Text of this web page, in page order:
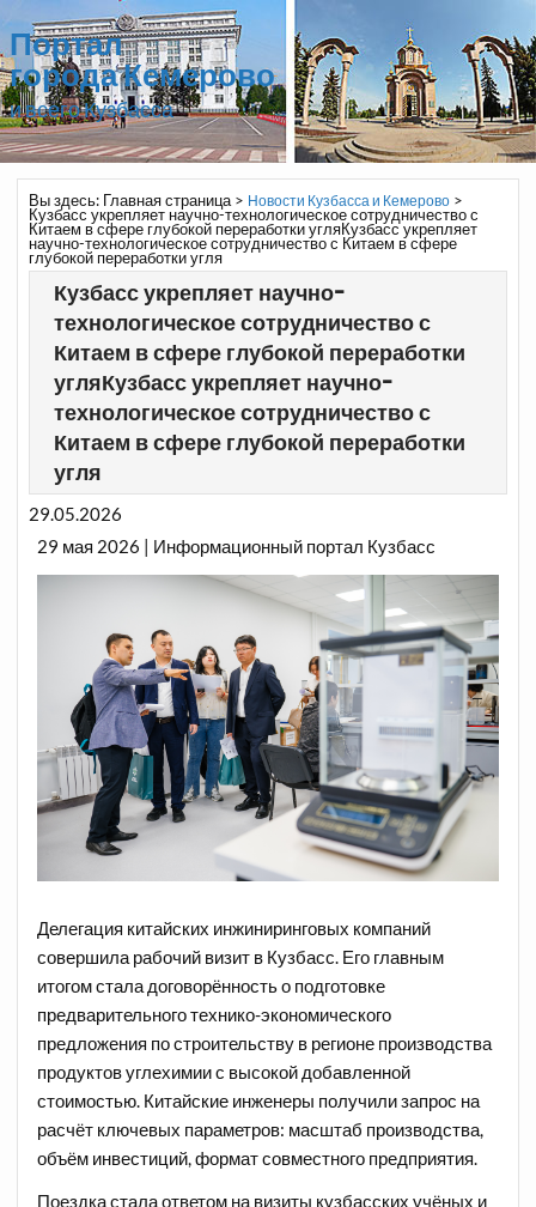
Портал
города Кемерово
и всего Кузбасса
Вы здесь: Главная страница> Новости Кузбасса и Кемерово>
Кузбасс укрепляет научно-технологическое сотрудничество с
Китаем в сфере глубокой переработки угляКузбасс укрепляет
научно-технологическое сотрудничество с Китаем в сфере
глубокой переработки угля
Кузбасс укрепляет научно-
технологическое сотрудничество с
Китаем в сфере глубокой переработки
угляКузбасс укрепляет научно-
технологическое сотрудничество с
Китаем в сфере глубокой переработки
угля
29.05.2026
29 мая 2026 | Информационный портал Кузбасс
Делегация китайских инжиниринговых компаний
совершила рабочий визит в Кузбасс. Его главным
итогом стала договорённость о подготовке
предварительного технико-экономического
предложения по строительству в регионе производства
продуктов углехимии с высокой добавленной
стоимостью. Китайские инженеры получили запрос на
расчёт ключевых параметров: масштаб производства,
объём инвестиций, формат совместного предприятия.
Поездка стала ответом на визиты кузбасских учёных и